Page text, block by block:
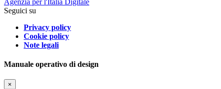
Seguici su
Privacy policy
Cookie policy
Note legali
Manuale operativo di design
×